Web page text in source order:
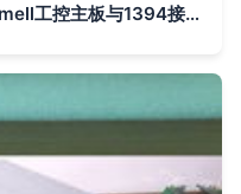
MPX 643扩展卡 台湾肯茂Commell工控主板与1394接口的卓越之选